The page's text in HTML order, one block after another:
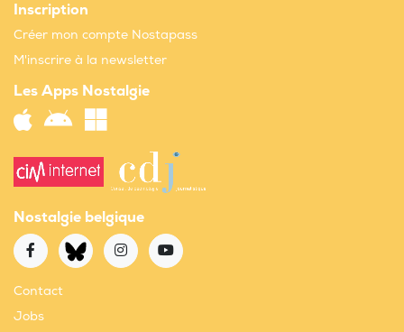
Inscription
Créer mon compte Nostapass
M'inscrire à la newsletter
Les Apps Nostalgie
Nostalgie belgique
Contact
Jobs